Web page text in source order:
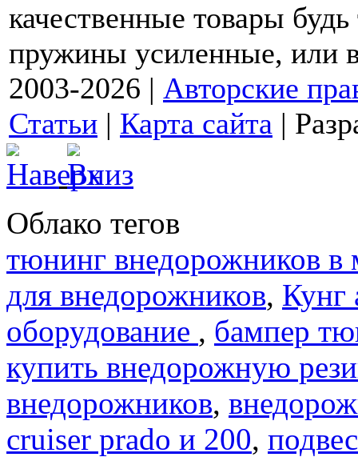
качественные товары
пружины усиленные, или
2003-2026 | Авторские
Статьи | Карта сайта |
Облако тегов
тюнинг внедорожников в
для внедорожников, Кунг
оборудование , бампер
купить внедорожную
внедорожников,
cruiser prado и 200,